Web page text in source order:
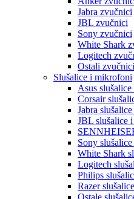
Jabra zvučnici
JBL zvučnici
Sony zvučnici
White Shark
Logitech
Ostali zvučnici
Slušalice i mikrofoni
Asus
Corsair
Jabra
JBL slušalice
Sony
White Shark
Logitech
Philips
Razer
Ostale